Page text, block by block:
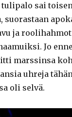
sai
suorastaan
ja
Jo
marssinsa
uhreja
oli selvä.